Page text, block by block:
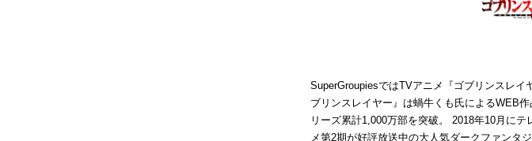
SuperGroupiesではTVアニメ『ゴブリンスレ
ブリンスレイヤー』は蝸牛くも氏によるWEB
リーズ累計1,000万部を突破。 2018年10月に
メ第2期が好評放送中の大人気ダークファンタ